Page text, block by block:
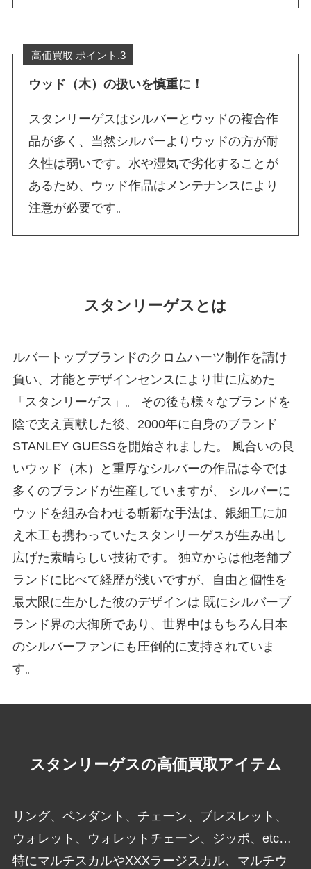
高価買取 ポイント.3
ウッド（木）の扱いを慎重に！
スタンリーゲスはシルバーとウッドの複合作
品が多く、当然シルバーよりウッドの方が耐
久性は弱いです。水や湿気で劣化することが
あるため、ウッド作品はメンテナンスにより
注意が必要です。
スタンリーゲスとは
ルバートップブランドのクロムハーツ制作を請け
負い、才能とデザインセンスにより世に広めた
「スタンリーゲス」。 その後も様々なブランドを
陰で支え貢献した後、2000年に自身のブランド
STANLEY GUESSを開始されました。 風合いの良
いウッド（木）と重厚なシルバーの作品は今では
多くのブランドが生産していますが、 シルバーに
ウッドを組み合わせる斬新な手法は、銀細工に加
え木工も携わっていたスタンリーゲスが生み出し
広げた素晴らしい技術です。 独立からは他老舗ブ
ランドに比べて経歴が浅いですが、自由と個性を
最大限に生かした彼のデザインは 既にシルバーブ
ランド界の大御所であり、世界中はもちろん日本
のシルバーファンにも圧倒的に支持されていま
す。
スタンリーゲスの高価買取アイテム
リング、ペンダント、チェーン、ブレスレット、
ウォレット、ウォレットチェーン、ジッポ、etc…
特にマルチスカルやXXXラージスカル、マルチウ